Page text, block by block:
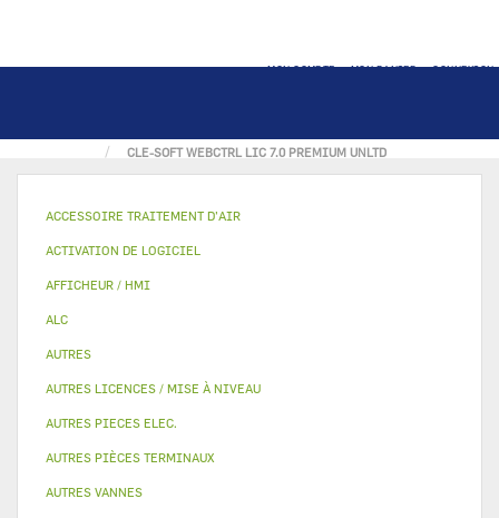
MON COMPTE MON PANIER CONNEXION
CLE-SOFT WEBCTRL LIC 7.0 PREMIUM UNLTD
ACCESSOIRE TRAITEMENT D’AIR
ACTIVATION DE LOGICIEL
AFFICHEUR / HMI
ALC
AUTRES
AUTRES LICENCES / MISE À NIVEAU
AUTRES PIECES ELEC.
AUTRES PIÈCES TERMINAUX
AUTRES VANNES